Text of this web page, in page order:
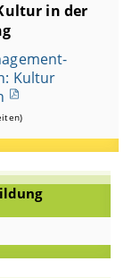
in der
Kultur